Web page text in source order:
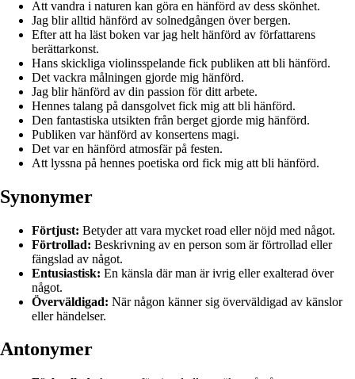
Att vandra i naturen kan göra en hänförd av dess skönhet.
Jag blir alltid hänförd av solnedgången över bergen.
Efter att ha läst boken var jag helt hänförd av författarens
berättarkonst.
Hans skickliga violinsspelande fick publiken att bli hänförd.
Det vackra målningen gjorde mig hänförd.
Jag blir hänförd av din passion för ditt arbete.
Hennes talang på dansgolvet fick mig att bli hänförd.
Den fantastiska utsikten från berget gjorde mig hänförd.
Publiken var hänförd av konsertens magi.
Det var en hänförd atmosfär på festen.
Att lyssna på hennes poetiska ord fick mig att bli hänförd.
Synonymer
Förtjust: Betyder att vara mycket road eller nöjd med något.
Förtrollad: Beskrivning av en person som är förtrollad eller
fängslad av något.
Entusiastisk: En känsla där man är ivrig eller exalterad över
något.
Överväldigad: När någon känner sig överväldigad av känslor
eller händelser.
Antonymer